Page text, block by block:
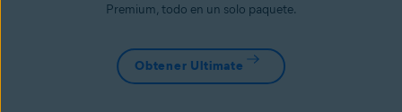
Premium, todo en un solo paquete.
Obtener Ultimate